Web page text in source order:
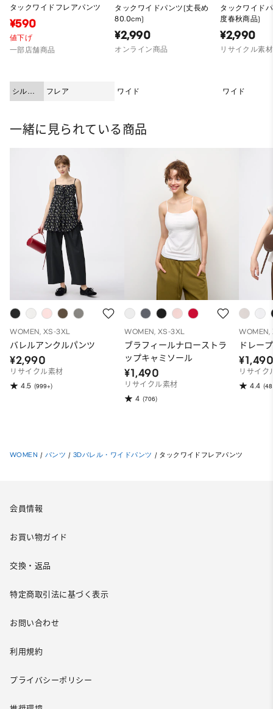
タックワイドフレアパンツ
¥590
値下げ
一部店舗商品
シルエ
ット
フレア
タックワイドパンツ(丈長め
80.0cm)
¥2,990
オンライン商品
ワイド
タックワイド
度春秋商品)
¥2,990
リサイクル素材
ワイド
一緒に見られている商品
WOMEN, XS-3XL
バレルアンクルパンツ
¥2,990
リサイクル素材
4.5 (999+)
WOMEN, XS-3XL
ブラフィールナローストラ
ップキャミソール
¥1,490
リサイクル素材
4 (706)
WOMEN,
ドレー
リサイク
4.4
WOMEN / パンツ / 3Dバレル・ワイドパンツ / タックワイドフレアパンツ
会員情報
お買い物ガイド
交換・返品
特定商取引法に基づく表示
お問い合わせ
利用規約
プライバシーポリシー